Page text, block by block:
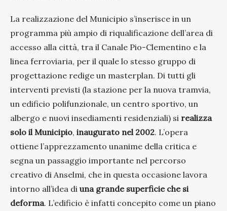
La realizzazione del Municipio s’inserisce in un
programma più ampio di riqualificazione dell’area di
accesso alla città, tra il Canale Pio-Clementino e la
linea ferroviaria, per il quale lo stesso gruppo di
progettazione redige un masterplan. Di tutti gli
interventi previsti (la stazione per la nuova tramvia,
un edificio polifunzionale, un centro sportivo, un
albergo e nuovi insediamenti residenziali) si realizza
solo il Municipio, inaugurato nel 2002. L’opera
ottiene l’apprezzamento unanime della critica e
segna un passaggio importante nel percorso
creativo di Anselmi, che in questa occasione lavora
intorno all’idea di una grande superficie che si
deforma. L’edificio è infatti concepito come un piano